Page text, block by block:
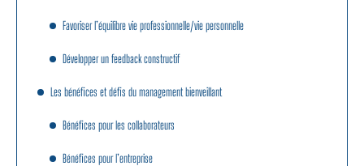
Favoriser l’équilibre vie professionnelle/vie personnelle
Développer un feedback constructif
Les bénéfices et défis du management bienveillant
Bénéfices pour les collaborateurs
Bénéfices pour l’entreprise